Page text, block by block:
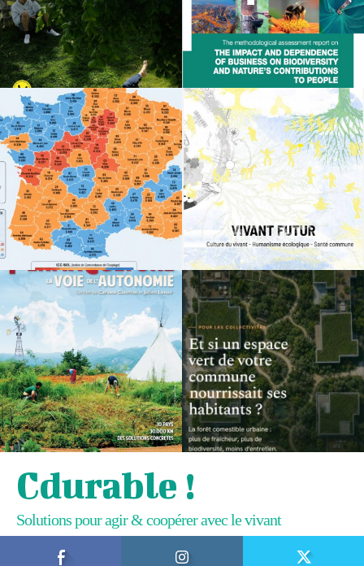
Cdurable !
Solutions pour agir & coopérer avec le vivant